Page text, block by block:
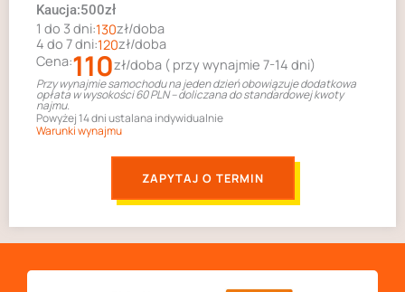
Kaucja:500zł
1 do 3 dni:130zł/doba
4 do 7 dni:120zł/doba
Cena:110zł/doba ( przy wynajmie 7-14 dni)
Przy wynajmie samochodu na jeden dzień obowiązuje dodatkowa
opłata w wysokości 60 PLN – doliczana do standardowej kwoty
najmu.
Powyżej 14 dni ustalana indywidualnie
Warunki wynajmu
ZAPYTAJ O TERMIN